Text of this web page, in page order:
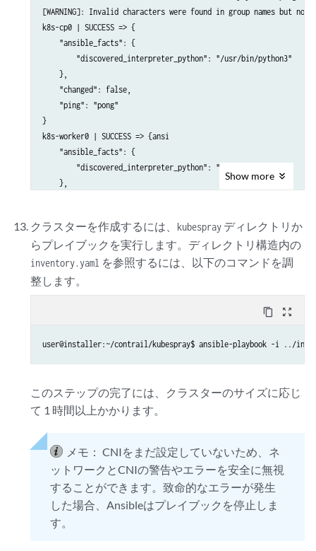
[WARNING]: Invalid characters were found in group names but
k8s-cp0 | SUCCESS => {
    "ansible_facts": {
        "discovered_interpreter_python": "/usr/bin/python3"
    },
    "changed": false,
    "ping": "pong"
}
k8s-worker0 | SUCCESS => {ansi
    "ansible_facts": {
        "discovered_interpreter_python": "/usr/bin/python3"
    },
}
k8s-worker1 | SUCCESS => {ansi
    "ansible_facts": {
        "discovered_interpreter_python": "/usr/bin/python3"
Show more
クラスターを作成するには、 kubespray ディレクトリか
らプレイブックを実行します。ディレクトリ構造内の
inventory.yaml を参照するには、以下のコマンドを調
整します。
content_copy zoom_out_map
user@installer:~/contrail/kubespray$ ansible-playbook -i ../
このステップの完了には、クラスターのサイズに応じ
て 1 時間以上かかります。
メモ： CNIをまだ設定していないため、ネ
ットワークとCNIの警告やエラーを安全に無視
することができます。致命的なエラーが発生
した場合、Ansibleはプレイブックを停止しま
す。